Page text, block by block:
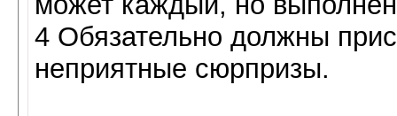
4 Обязательно должны
неприятные сюрпризы.